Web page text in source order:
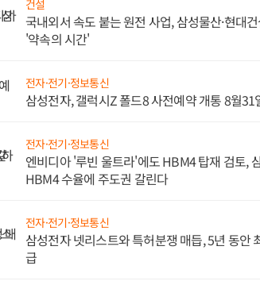
건설
국내외서 속도 붙는 원전 사업, 삼성물산·현대
'약속의 시간'
전자·전기·정보통신
삼성전자, 갤럭시Z 폴드8 사전예약 개통 8월31
전자·전기·정보통신
엔비디아 '루빈 울트라'에도 HBM4 탑재 검토,
HBM4 수율에 주도권 갈린다
전자·전기·정보통신
삼성전자 넷리스트와 특허분쟁 매듭, 5년 동안
급